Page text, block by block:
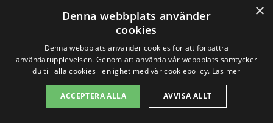
ha en påverkan på både kostnader och
säkerhet. Genom att jämföra olika
erbjudanden från specialiserade företag
inom byggställning i Hökerum kan du
×
Denna webbplats använder
cookies
Denna webbplats använder cookies för att förbättra
användarupplevelsen. Genom att använda vår webbplats samtycker
du till alla cookies i enlighet med vår cookiepolicy. Läs mer
ACCEPTERA ALLA AVVISA ALLT